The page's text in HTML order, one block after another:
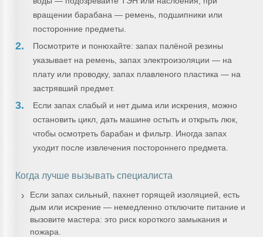
вращении барабана — ремень, подшипники или
посторонние предметы.
Посмотрите и понюхайте: запах палёной резины
указывает на ремень, запах электроизоляции — на
плату или проводку, запах плавленого пластика — на
застрявший предмет.
Если запах слабый и нет дыма или искрения, можно
остановить цикл, дать машине остыть и открыть люк,
чтобы осмотреть барабан и фильтр. Иногда запах
уходит после извлечения постороннего предмета.
Когда лучше вызывать специалиста
Если запах сильный, пахнет горящей изоляцией, есть
дым или искрение — немедленно отключите питание и
вызовите мастера: это риск короткого замыкания и
пожара.